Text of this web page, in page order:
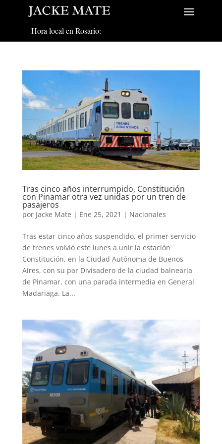
Hora local en Rosario:
Tras cinco años interrumpido, Constitución
con Pinamar otra vez unidas por un tren de
pasajeros
por Jacke Mate | Ene 25, 2021 | Nacionales
Tras estar cinco años suspendido, el primer servicio
de trenes volvió este lunes a unir la estación
Constitución, en la Ciudad Autónoma de Buenos
Aires, con su par Divisadero de la ciudad balnearia
de Pinamar, con una parada intermedia en General
Madariaga. La...